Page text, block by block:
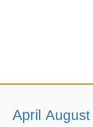
April August